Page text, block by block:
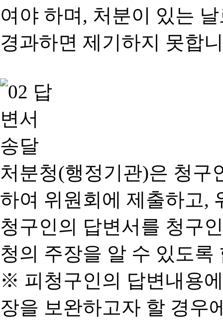
여야 하며, 처분이 있는
경과하면 제기하지 못합
처분청(행정기관)은 청구
하여 위원회에 제출하고,
청구인의 답변서를 청구
청의 주장을 알 수 있도록
※ 피청구인의 답변내용
장을 보완하고자 할 경우